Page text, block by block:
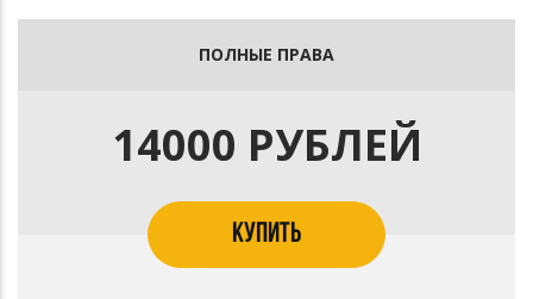
Трансляция по радио, ТВ.ПОЛНЫЕ ПРАВА
14000 РУБЛЕЙ
КУПИТЬ